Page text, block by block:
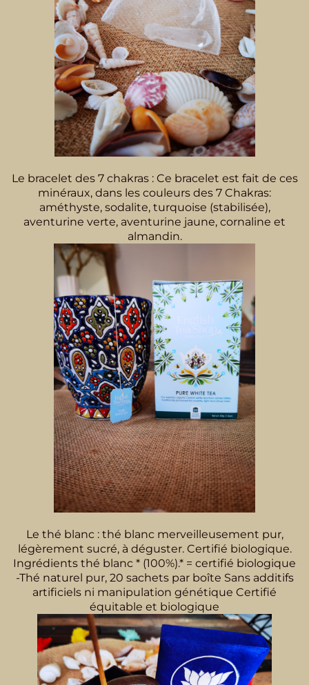
Le bracelet des 7 chakras : Ce bracelet est fait de ces
minéraux, dans les couleurs des 7 Chakras:
améthyste, sodalite, turquoise (stabilisée),
aventurine verte, aventurine jaune, cornaline et
almandin.
Le thé blanc : thé blanc merveilleusement pur,
légèrement sucré, à déguster. Certifié biologique.
Ingrédients thé blanc * (100%).* = certifié biologique
-Thé naturel pur, 20 sachets par boîte Sans additifs
artificiels ni manipulation génétique Certifié
équitable et biologique